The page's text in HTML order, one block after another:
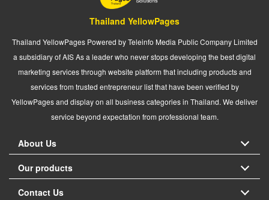
Thailand YellowPages
Thailand YellowPages Powered by Teleinfo Media Public Company Limited
a subsidiary of AIS As a leader who never stops developing the best digital
marketing services through website platform that including products and
services from trusted entrepreneur list that have been verified by
YellowPages and display on all business categories in Thailand. We deliver
service beyond expectation from professional team.
About Us
Our products
Contact Us